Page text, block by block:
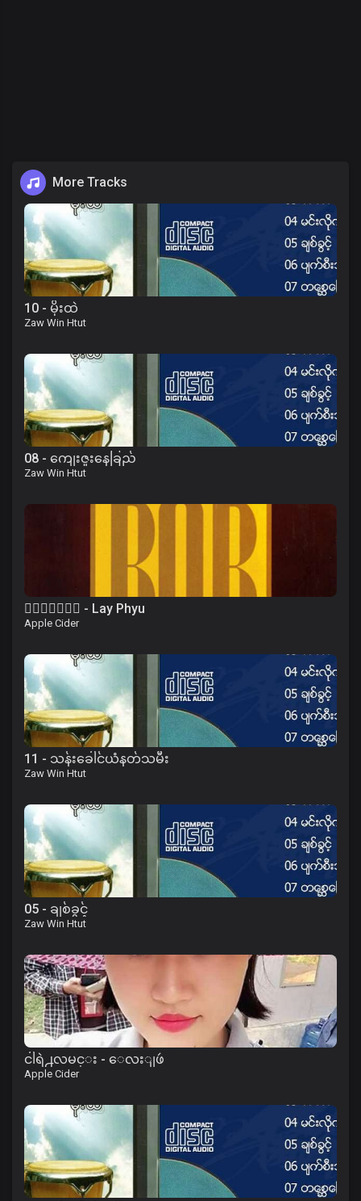
More Tracks
10 - မိုးထဲ
Zaw Win Htut
08 - ကျေးဇူးနေခြည်
Zaw Win Htut
၀ိေရာဓိ - Lay Phyu
Apple Cider
11 - သန်းခေါင်ယံနတ်သမီး
Zaw Win Htut
05 - ချစ်ခွင့်
Zaw Win Htut
ငါရဲ႕လမင္း - ေလးျဖဴ
Apple Cider